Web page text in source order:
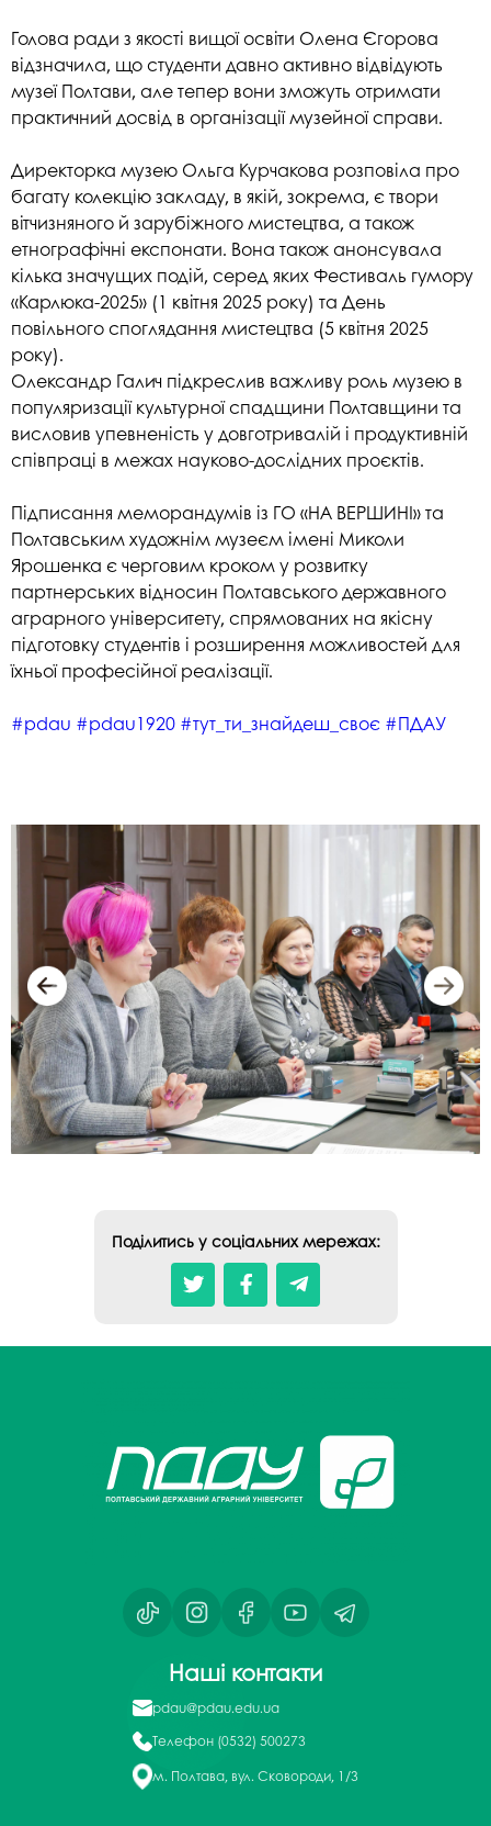
Голова ради з якості вищої освіти Олена Єгорова
відзначила, що студенти давно активно відвідують
музеї Полтави, але тепер вони зможуть отримати
практичний досвід в організації музейної справи.
Директорка музею Ольга Курчакова розповіла про
багату колекцію закладу, в якій, зокрема, є твори
вітчизняного й зарубіжного мистецтва, а також
етнографічні експонати. Вона також анонсувала
кілька значущих подій, серед яких Фестиваль гумору
«Карлюка-2025» (1 квітня 2025 року) та День
повільного споглядання мистецтва (5 квітня 2025
року).
Олександр Галич підкреслив важливу роль музею в
популяризації культурної спадщини Полтавщини та
висловив упевненість у довготривалій і продуктивній
співпраці в межах науково-дослідних проєктів.
Підписання меморандумів із ГО «НА ВЕРШИНІ» та
Полтавським художнім музеєм імені Миколи
Ярошенка є черговим кроком у розвитку
партнерських відносин Полтавського державного
аграрного університету, спрямованих на якісну
підготовку студентів і розширення можливостей для
їхньої професійної реалізації.
#pdau #pdau1920 #тут_ти_знайдеш_своє #ПДАУ
Поділитись у соціальних мережах:
Наші контакти
pdau@pdau.edu.ua
Телефон (0532) 500273
м. Полтава, вул. Сковороди, 1/3